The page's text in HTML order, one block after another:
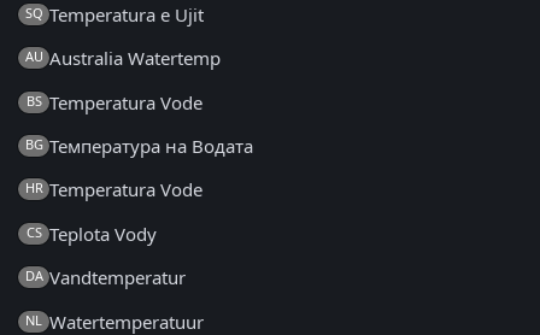
SQ Temperatura e Ujit
AU Australia Watertemp
BS Temperatura Vode
BG Температура на Водата
HR Temperatura Vode
CS Teplota Vody
DA Vandtemperatur
NL Watertemperatuur